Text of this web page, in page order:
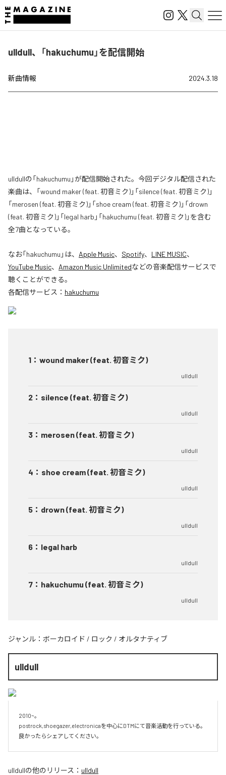
ulldull、「hakuchumu」を配信開始
新曲情報 2024.3.18
ulldullの「hakuchumu」が配信開始された。今回デジタル配信された
楽曲は、「wound maker (feat. 初音ミク)」「silence (feat. 初音ミク)」
「merosen (feat. 初音ミク)」「shoe cream (feat. 初音ミク)」「drown
(feat. 初音ミク)」「legal harb」「hakuchumu (feat. 初音ミク)」を含む
全7曲となっている。
なお「hakuchumu 」は、 Apple Music、 Spotify、 LINE MUSIC、
YouTube Music、 Amazon Music Unlimitedなどの音楽配信サービスで
聴くことができる。
各配信サービス： hakuchumu
1 ： wound maker (feat. 初音ミク)
ulldull
2 ： silence (feat. 初音ミク)
ulldull
3 ： merosen (feat. 初音ミク)
ulldull
4 ： shoe cream (feat. 初音ミク)
ulldull
5 ： drown (feat. 初音ミク)
ulldull
6 ： legal harb
ulldull
7 ： hakuchumu (feat. 初音ミク)
ulldull
ジャンル： ボーカロイド / ロック / オルタナティブ
ulldull
2010~。
postrock,shoegazer,electronicaを中心にDTMにて音楽活動を行っている。
良かったらシェアしてください。
ulldullの他のリリース： ulldull